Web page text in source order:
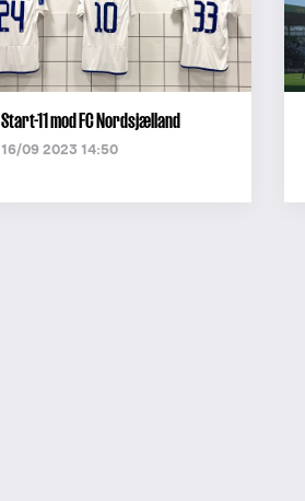
Start-11 mod FC Nordsjælland
16/09 2023 14:50